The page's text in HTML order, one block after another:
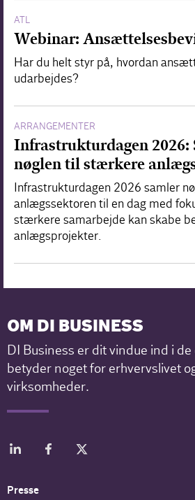
ATL
Webinar:
Har du helt styr på, hvordan
udarbejdes?
ARRANGEMENTER
Infrastrukturdagen 2026:
nøglen til stærkere
Infrastrukturdagen 2026 samler
anlægssektoren til en dag med
stærkere samarbejde kan skabe
anlægsprojekter.
OM DI BUSINESS
DI Business er dit vindue ind i
betyder noget for erhvervslivet
virksomheder.
Presse